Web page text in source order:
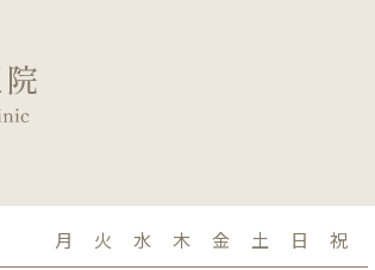
月 火 水 木 金 土 日
祝